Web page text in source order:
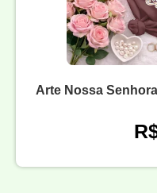
Arte Nossa